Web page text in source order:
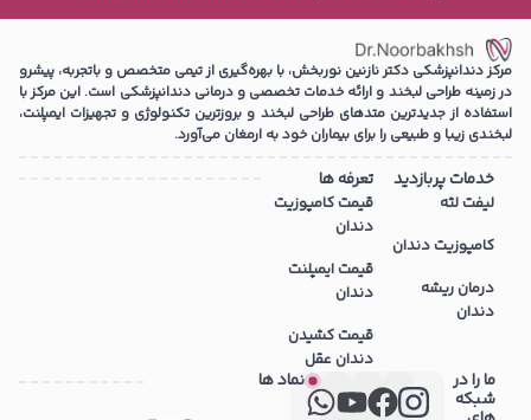
مرکز دندانپزشکی دکتر نازنین نوربخش، با بهره‌گیری از تیمی متخصص و باتجربه، پیشرو
در زمینه طراحی لبخند و ارائه خدمات تخصصی و درمانی دندانپزشکی است. این مرکز با
استفاده از جدیدترین متدهای طراحی لبخند و بروزترین تکنولوژی و تجهیزات ایمپلنت،
لبخندی زیبا و طبیعی را برای بیماران خود به ارمغان می‌آورد.
خدمات پربازدید
لیفت لثه
کامپوزیت دندان
درمان ریشه
دندان
تعرفه ها
قیمت کامپوزیت
دندان
قیمت ایمپلنت
دندان
قیمت کشیدن
دندان عقل
ما را در
شبکه
نماد ها